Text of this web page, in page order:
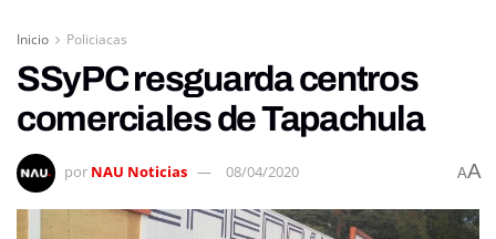
Inicio Policiacas
SSyPC resguarda centros
comerciales de Tapachula
por NAU Noticias 08/04/2020 AA